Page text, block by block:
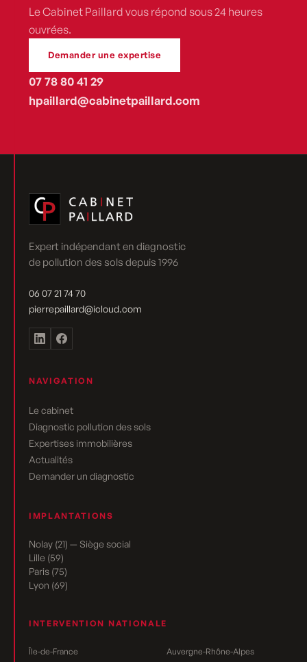
Le Cabinet Paillard vous répond sous 24 heures
ouvrées.
Demander une expertise
07 78 80 41 29
hpaillard@cabinetpaillard.com
Expert indépendant en diagnostic
de pollution des sols depuis 1996
06 07 21 74 70
pierrepaillard@icloud.com
NAVIGATION
Le cabinet
Diagnostic pollution des sols
Expertises immobilières
Actualités
Demander un diagnostic
IMPLANTATIONS
Nolay (21) — Siège social
Lille (59)
Paris (75)
Lyon (69)
INTERVENTION NATIONALE
Île-de-France Auvergne-Rhône-Alpes